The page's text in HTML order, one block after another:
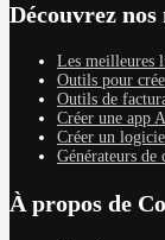
Découvrez
Les meilleures
Outils pour
Outils de
Créer une app
Créer un
Générateurs de
À propos de